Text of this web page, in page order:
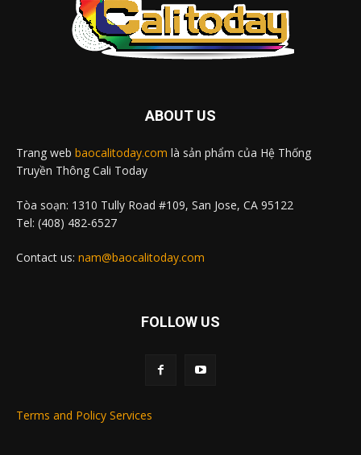
ABOUT US
Trang web baocalitoday.com là sản phẩm của Hệ Thống
Truyền Thông Cali Today
Tòa soạn: 1310 Tully Road #109, San Jose, CA 95122
Tel: (408) 482-6527
Contact us: nam@baocalitoday.com
FOLLOW US
Terms and Policy Services